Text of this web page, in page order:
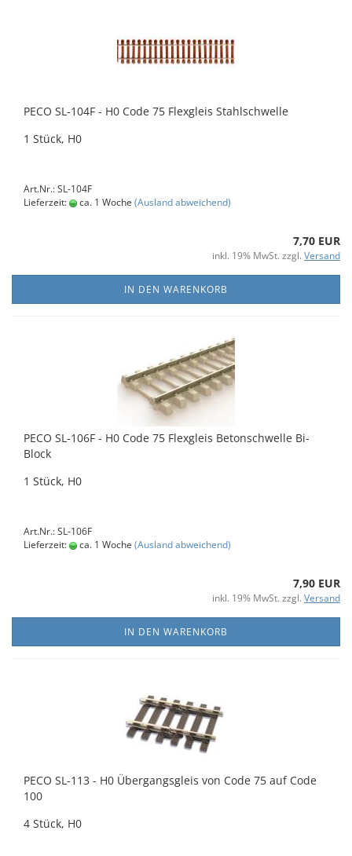
PECO SL-104F - H0 Code 75 Flexgleis Stahlschwelle
1 Stück, H0
Art.Nr.: SL-104F
Lieferzeit:
ca. 1 Woche (Ausland abweichend)
7,70 EUR
inkl. 19% MwSt. zzgl. Versand
IN DEN WARENKORB
PECO SL-106F - H0 Code 75 Flexgleis Betonschwelle Bi-
Block
1 Stück, H0
Art.Nr.: SL-106F
Lieferzeit:
ca. 1 Woche (Ausland abweichend)
7,90 EUR
inkl. 19% MwSt. zzgl. Versand
IN DEN WARENKORB
PECO SL-113 - H0 Übergangsgleis von Code 75 auf Code
100
4 Stück, H0